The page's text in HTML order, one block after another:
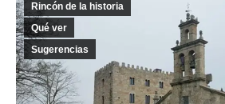
Rincón de la historia
Qué ver
Sugerencias